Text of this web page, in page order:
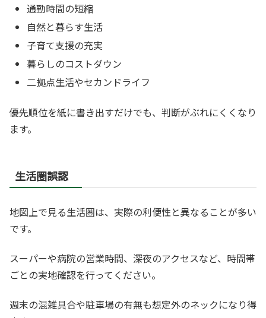
通勤時間の短縮
自然と暮らす生活
子育て支援の充実
暮らしのコストダウン
二拠点生活やセカンドライフ
優先順位を紙に書き出すだけでも、判断がぶれにくくなり
ます。
生活圏誤認
地図上で見る生活圏は、実際の利便性と異なることが多い
です。
スーパーや病院の営業時間、深夜のアクセスなど、時間帯
ごとの実地確認を行ってください。
週末の混雑具合や駐車場の有無も想定外のネックになり得